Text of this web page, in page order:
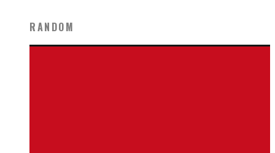
RANDOM